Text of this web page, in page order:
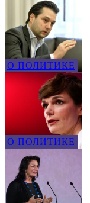
О ПОЛИТИКЕ
О ПОЛИТИКЕ